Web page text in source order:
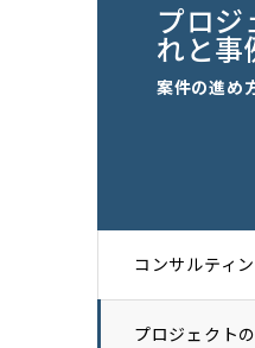
プロジ
れと事
案件の進め
コンサルティ
プロジェクト